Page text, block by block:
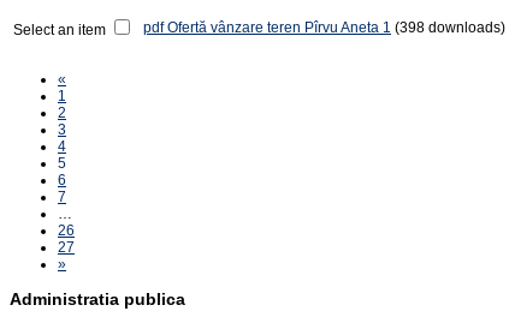
Select an item pdf Ofertă vânzare teren Pîrvu Aneta 1 (398 downloads)
«
1
2
3
4
5
6
7
…
26
27
»
Administratia publica